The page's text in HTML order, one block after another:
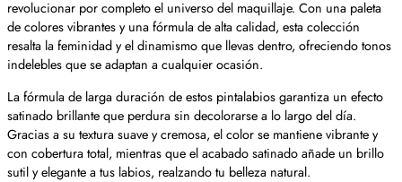
revolucionar por completo el universo del maquillaje. Con una paleta
de colores vibrantes y una fórmula de alta calidad, esta colección
resalta la feminidad y el dinamismo que llevas dentro, ofreciendo tonos
indelebles que se adaptan a cualquier ocasión.
La fórmula de larga duración de estos pintalabios garantiza un efecto
satinado brillante que perdura sin decolorarse a lo largo del día.
Gracias a su textura suave y cremosa, el color se mantiene vibrante y
con cobertura total, mientras que el acabado satinado añade un brillo
sutil y elegante a tus labios, realzando tu belleza natural.